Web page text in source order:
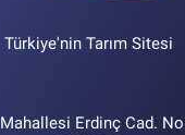
Türkiye'nin Tarım Sitesi
Erdinç Cad.